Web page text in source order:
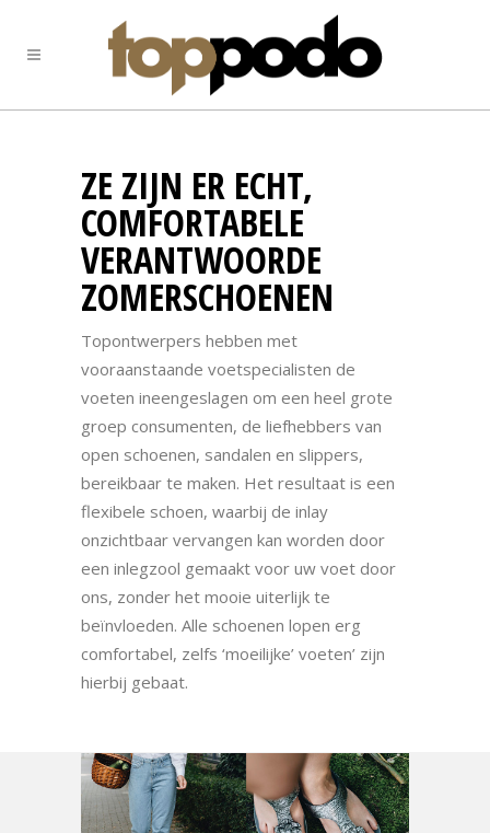
ZE ZIJN ER ECHT,
COMFORTABELE
VERANTWOORDE
ZOMERSCHOENEN
Topontwerpers hebben met
vooraanstaande voetspecialisten de
voeten ineengeslagen om een heel grote
groep consumenten, de liefhebbers van
open schoenen, sandalen en slippers,
bereikbaar te maken. Het resultaat is een
flexibele schoen, waarbij de inlay
onzichtbaar vervangen kan worden door
een inlegzool gemaakt voor uw voet door
ons, zonder het mooie uiterlijk te
beïnvloeden. Alle schoenen lopen erg
comfortabel, zelfs ‘moeilijke’ voeten’ zijn
hierbij gebaat.